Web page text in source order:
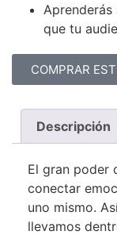
Aprenderás
que tu
COMPRAR
Descripción
El gran poder
conectar
uno mismo.
llevamos